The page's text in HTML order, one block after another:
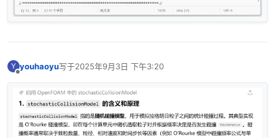
Y youhaoyu写于2025年9月3日 下午3:20
最后由 编辑